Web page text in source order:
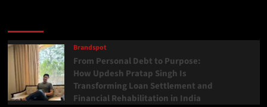
Brandspot
From Personal Debt to Purpose:
How Updesh Pratap Singh Is
Transforming Loan Settlement and
Financial Rehabilitation in India